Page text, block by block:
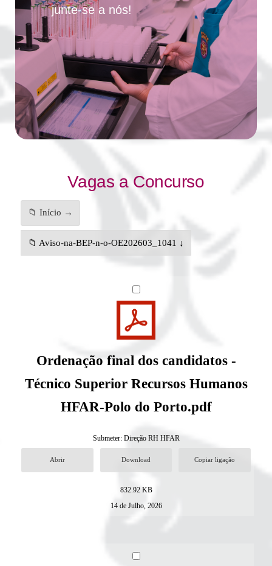
junte-se a nós!
Vagas a Concurso
📁 Início →
📁 Aviso-na-BEP-n-o-OE202603_1041 ↓
Ordenação final dos candidatos -
Técnico Superior Recursos Humanos
HFAR-Polo do Porto.pdf
Submeter: Direção RH HFAR
Abrir Download Copiar ligação
832.92 KB
14 de Julho, 2026